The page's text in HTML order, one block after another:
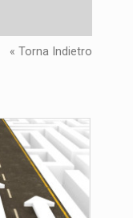
« Torna Indietro